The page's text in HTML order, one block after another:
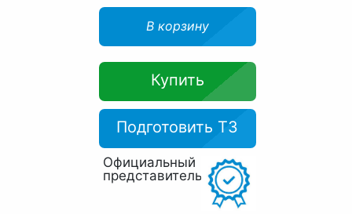
В корзину
Купить
Подготовить ТЗ
Официальный
представитель